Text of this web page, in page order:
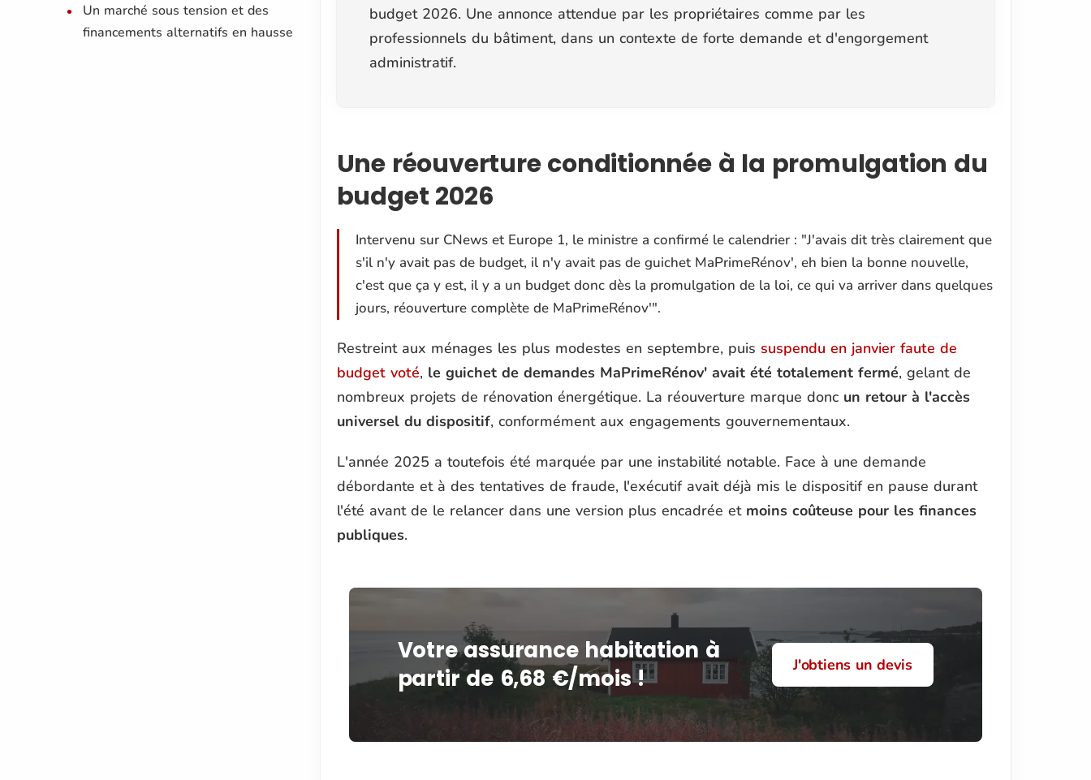
budget 2026. Une annonce attendue par les propriétaires comme par les
professionnels du bâtiment, dans un contexte de forte demande et d'engorgement
administratif.
Une réouverture conditionnée à la promulgation du
budget 2026
Intervenu sur CNews et Europe 1, le ministre a confirmé le calendrier : "J'avais dit très clairement que
s'il n'y avait pas de budget, il n'y avait pas de guichet MaPrimeRénov', eh bien la bonne nouvelle,
c'est que ça y est, il y a un budget donc dès la promulgation de la loi, ce qui va arriver dans quelques
jours, réouverture complète de MaPrimeRénov'".
Restreint aux ménages les plus modestes en septembre, puis suspendu en janvier faute de
budget voté, le guichet de demandes MaPrimeRénov' avait été totalement fermé, gelant de
nombreux projets de rénovation énergétique. La réouverture marque donc un retour à l'accès
universel du dispositif, conformément aux engagements gouvernementaux.
L'année 2025 a toutefois été marquée par une instabilité notable. Face à une demande
débordante et à des tentatives de fraude, l'exécutif avait déjà mis le dispositif en pause durant
l'été avant de le relancer dans une version plus encadrée et moins coûteuse pour les finances
publiques.
Votre assurance habitation à
partir de 6,68 €/mois !
J'obtiens un devis
Un marché sous tension et des
financements alternatifs en hausse